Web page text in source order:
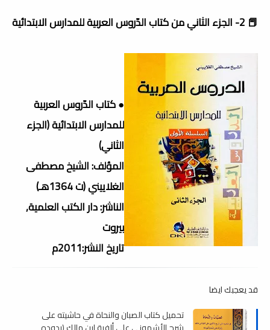
📕 2- الجزء الثاني من كتاب الدّروس العربية للمدارس الابتدائية
● كتاب الدّروس العربية
للمدارس الابتدائية (الجزء
الثاني)
المؤلف: الشيخ مصطفى
الغلاييني (ت 1364هـ)
الناشر: دار الكتب العلمية,
بيروت
تاريخ النشر:2011م
قد يعجبك ايضا
تحميل كتاب الصبان والنحاة في حاشيته على